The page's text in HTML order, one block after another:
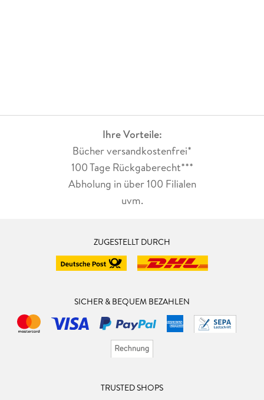
Ihre Vorteile:
Bücher versandkostenfrei*
100 Tage Rückgaberecht***
Abholung in über 100 Filialen
uvm.
ZUGESTELLT DURCH
SICHER & BEQUEM BEZAHLEN
TRUSTED SHOPS